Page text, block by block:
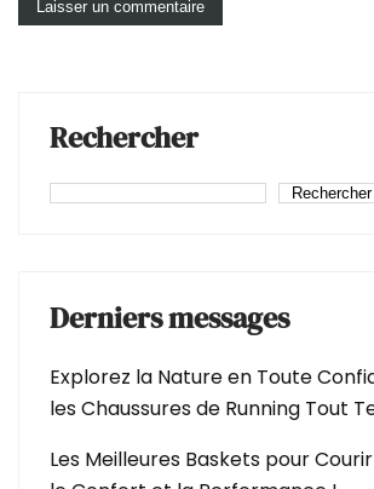
Rechercher
Rechercher
Derniers messages
Explorez la Nature en Toute
les Chaussures de Running Tout
Les Meilleures Baskets pour Courir